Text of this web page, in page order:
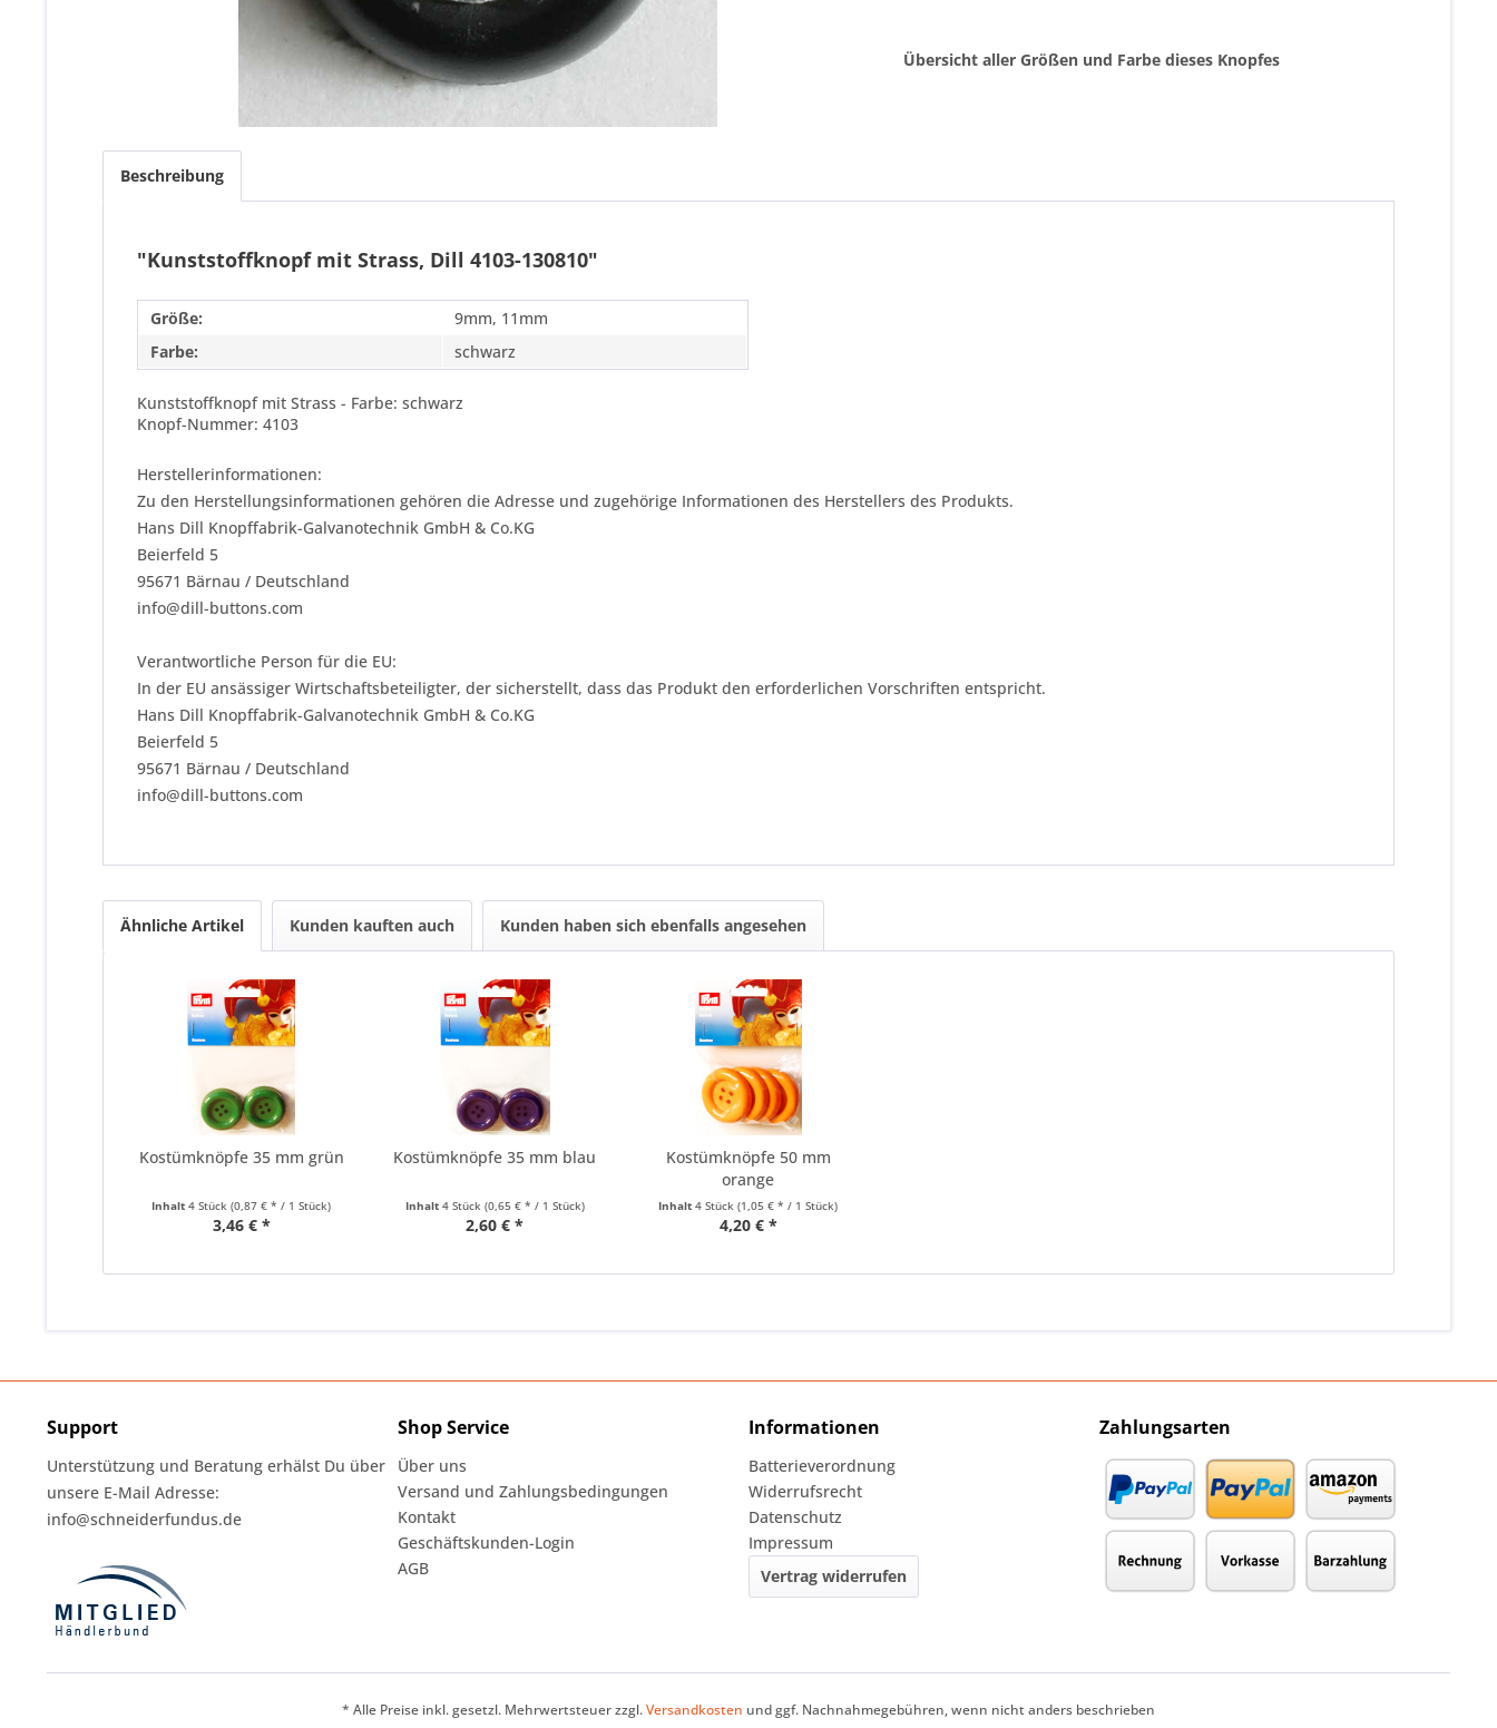
Übersicht aller Größen und Farbe dieses Knopfes
Beschreibung
"Kunststoffknopf mit Strass, Dill 4103-130810"
Größe:
9mm, 11mm
Farbe:
schwarz
Kunststoffknopf mit Strass - Farbe: schwarz
Knopf-Nummer: 4103
Herstellerinformationen:
Zu den Herstellungsinformationen gehören die Adresse und zugehörige Informationen des Herstellers des Produkts.
Hans Dill Knopffabrik-Galvanotechnik GmbH & Co.KG
Beierfeld 5
95671 Bärnau / Deutschland
info@dill-buttons.com
Verantwortliche Person für die EU:
In der EU ansässiger Wirtschaftsbeteiligter, der sicherstellt, dass das Produkt den erforderlichen Vorschriften entspricht.
Hans Dill Knopffabrik-Galvanotechnik GmbH & Co.KG
Beierfeld 5
95671 Bärnau / Deutschland
info@dill-buttons.com
Ähnliche Artikel Kunden kauften auch Kunden haben sich ebenfalls angesehen
Kostümknöpfe 35 mm grün
Inhalt4 Stück(0,87 € * / 1 Stück)
3,46 € *
Kostümknöpfe 35 mm blau
Inhalt 4 Stück (0,65 € * / 1 Stück)
2,60 € *
Kostümknöpfe 50 mm
orange
Inhalt4 Stück(1,05 € * / 1 Stück)
4,20 € *
Support
Unterstützung und Beratung erhälst Du über
unsere E-Mail Adresse:
info@schneiderfundus.de
Shop Service
Über uns
Versand und Zahlungsbedingungen
Kontakt
Geschäftskunden-Login
AGB
Informationen
Batterieverordnung
Widerrufsrecht
Datenschutz
Impressum
Vertrag widerrufen
Zahlungsarten
* Alle Preise inkl. gesetzl. Mehrwertsteuer zzgl.Versandkosten und ggf. Nachnahmegebühren, wenn nicht anders beschrieben